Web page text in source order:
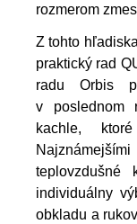
rozmerom
Z tohto
praktický rad
radu Orbis
v poslednom
kachle,
individuálny
obkladu a